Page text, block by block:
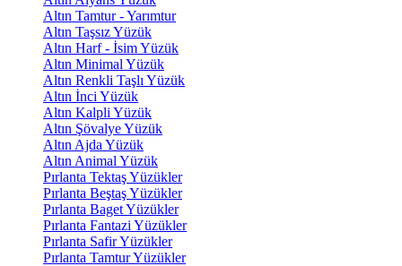
Altın Tamtur - Yarımtur
Altın Taşsız Yüzük
Altın Harf - İsim Yüzük
Altın Minimal Yüzük
Altın Renkli Taşlı Yüzük
Altın İnci Yüzük
Altın Kalpli Yüzük
Altın Şövalye Yüzük
Altın Ajda Yüzük
Altın Animal Yüzük
Pırlanta Tektaş Yüzükler
Pırlanta Beştaş Yüzükler
Pırlanta Baget Yüzükler
Pırlanta Fantazi Yüzükler
Pırlanta Safir Yüzükler
Pırlanta Tamtur Yüzükler